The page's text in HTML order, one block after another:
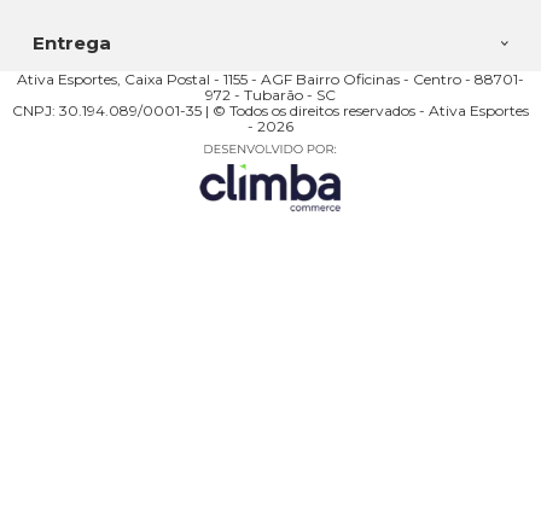
Entrega
Ativa Esportes, Caixa Postal - 1155 - AGF Bairro Oficinas - Centro - 88701-
972 - Tubarão - SC
CNPJ: 30.194.089/0001-35 | © Todos os direitos reservados - Ativa Esportes
- 2026